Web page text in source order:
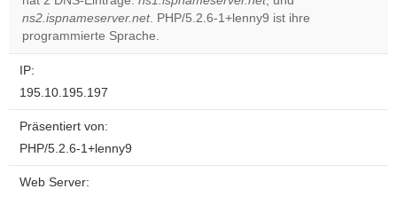
website?
ns2.ispnameserver.net. PHP/5.2.6-1+lenny9 ist ihre
programmierte Sprache.
IP:
195.10.195.197
Präsentiert von:
PHP/5.2.6-1+lenny9
Web Server: